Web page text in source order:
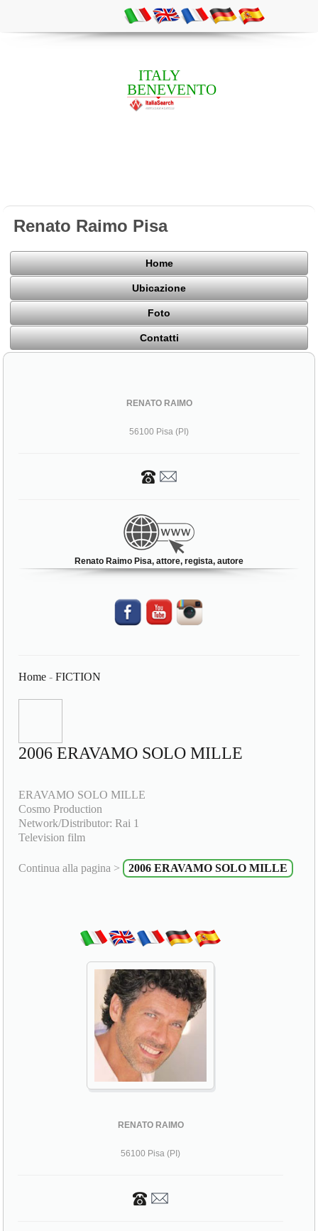
ITALY
BENEVENTO
Renato Raimo Pisa
Home
Ubicazione
Foto
Contatti
RENATO RAIMO
56100 Pisa (PI)
Renato Raimo Pisa, attore, regista, autore
Home -FICTION
2006 ERAVAMO SOLO MILLE
ERAVAMO SOLO MILLE
Cosmo Production
Network/Distributor: Rai 1
Television film
Continua alla pagina > 2006 ERAVAMO SOLO MILLE
RENATO RAIMO
56100 Pisa (PI)